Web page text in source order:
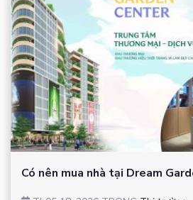
Có nên mua nhà tại Dream